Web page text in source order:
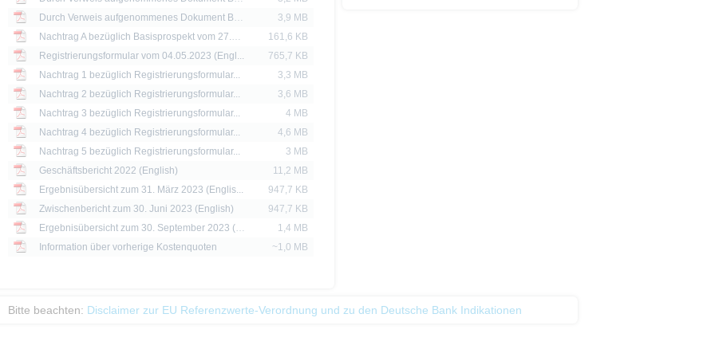
Durch Verweis aufgenommenes Dokument Basisprospekt bezüglich Zertifikate vom 26.10.2021
3,9 MB
Nachtrag A bezüglich Basisprospekt vom 27.09.2022 vom 03.08.2023
161,6 KB
Registrierungsformular vom 04.05.2023 (Engl...
765,7 KB
Nachtrag 1 bezüglich Registrierungsformular...
3,3 MB
Nachtrag 2 bezüglich Registrierungsformular...
3,6 MB
Nachtrag 3 bezüglich Registrierungsformular...
4 MB
Nachtrag 4 bezüglich Registrierungsformular...
4,6 MB
Nachtrag 5 bezüglich Registrierungsformular...
3 MB
Geschäftsbericht 2022 (English)
11,2 MB
Ergebnisübersicht zum 31. März 2023 (Englis...
947,7 KB
Zwischenbericht zum 30. Juni 2023 (English)
947,7 KB
Ergebnisübersicht zum 30. September 2023 (E...
1,4 MB
Information über vorherige Kostenquoten
~1,0 MB
Bitte beachten: Disclaimer zur EU Referenzwerte-Verordnung und zu den Deutsche Bank Indikationen
Kanada oder Japan, sowie seine Übermittlung an oder für Rechnung von US-Personen oder in den
Preise werden nur zu Informationszwecken zur Verfügung gestellt und dienen nicht als Indikator handelbarer
der Vergangenheit sind kein Indikator für die künftige Wertentwicklung.